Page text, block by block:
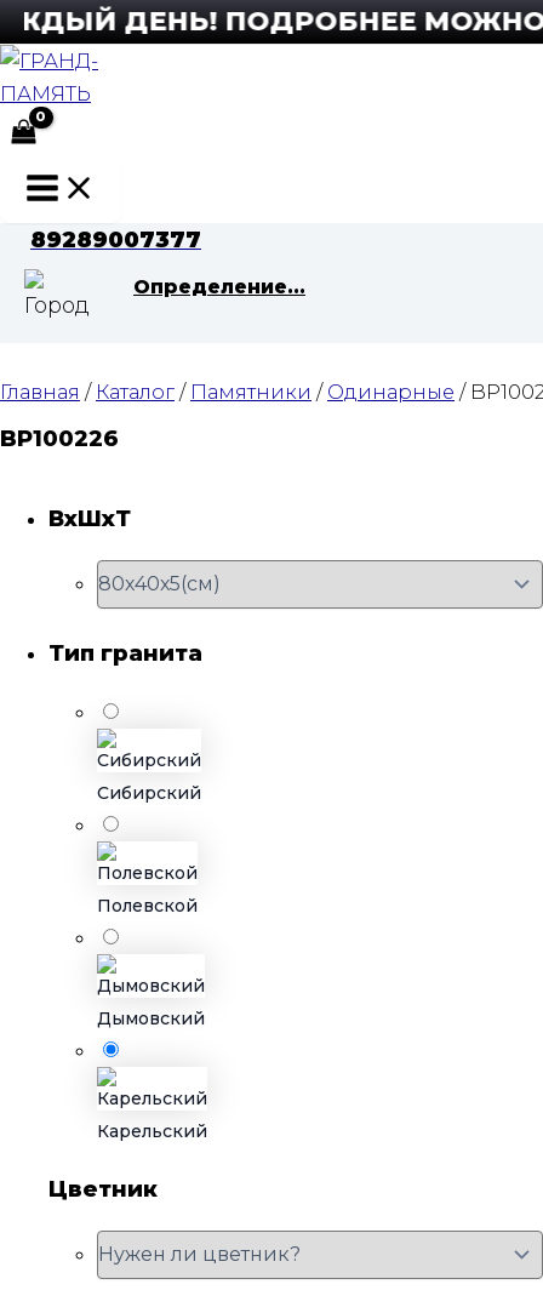
Перейти
к
содержимому
ДЕНЬ! ПОДРОБНЕЕ МОЖНО
Main
Menu
89289007377
Определение...
Главная / Каталог / Памятники / Одинарные /
BP100226
Тип гранита
Карельский
Дымовский
Полевской
Сибирский
Цветник
ВхШхТ